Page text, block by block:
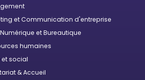
et Communication d'entreprise
et Bureautique
humaines
et social
& Accueil